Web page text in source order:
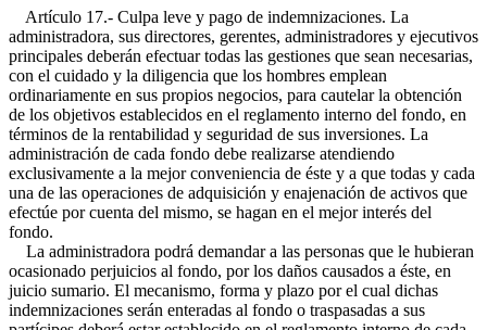
Artículo 17.- Culpa leve y pago de indemnizaciones. La
administradora, sus directores, gerentes, administradores y ejecutivos
principales deberán efectuar todas las gestiones que sean necesarias,
con el cuidado y la diligencia que los hombres emplean
ordinariamente en sus propios negocios, para cautelar la obtención
de los objetivos establecidos en el reglamento interno del fondo, en
términos de la rentabilidad y seguridad de sus inversiones. La
administración de cada fondo debe realizarse atendiendo
exclusivamente a la mejor conveniencia de éste y a que todas y cada
una de las operaciones de adquisición y enajenación de activos que
efectúe por cuenta del mismo, se hagan en el mejor interés del
fondo.
La administradora podrá demandar a las personas que le hubieran
ocasionado perjuicios al fondo, por los daños causados a éste, en
juicio sumario. El mecanismo, forma y plazo por el cual dichas
indemnizaciones serán enteradas al fondo o traspasadas a sus